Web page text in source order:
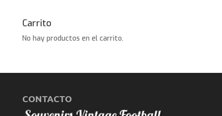
Carrito
No hay productos en el carrito.
CONTACTO